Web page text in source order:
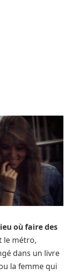
où faire des
le métro,
dans un livre
la femme qui